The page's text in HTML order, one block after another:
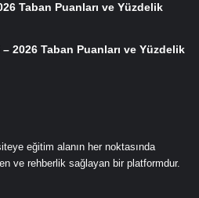
Taban Puanları ve Yüzdelik
2026 Taban Puanları ve Yüzdelik
eğitim alanın her noktasında
ve rehberlik sağlayan bir platformdur.